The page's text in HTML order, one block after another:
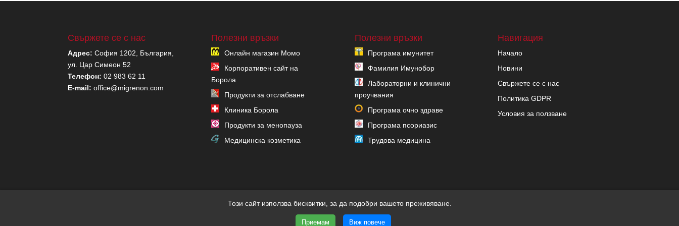
Свържете се с нас
Адрес: София 1202, България,
ул. Цар Симеон 52
Телефон: 02 983 62 11
E-mail: office@migrenon.com
Полезни връзки
Онлайн магазин Момо
Корпоративен сайт на
Борола
Продукти за отслабване
Клиника Борола
Продукти за менопауза
Медицинска козметика
Полезни връзки
Програма имунитет
Фамилия Имунобор
Лабораторни и клинични
проучвания
Програма очно здраве
Програма псориазис
Трудова медицина
Навигация
Начало
Новини
Свържете се с нас
Политика GDPR
Условия за ползване
Copyright migrenon.com | Всички права запазени | Уеб дизайн и SEO от Трибест
Този сайт използва бисквитки, за да подобри вашето преживяване.
Приемам Виж повече